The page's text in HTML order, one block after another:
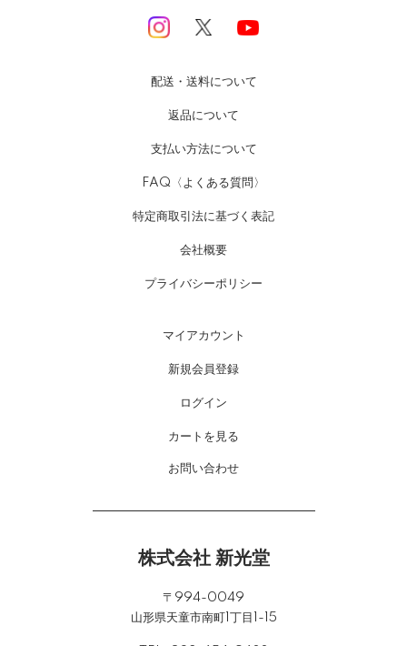
配送・送料について
返品について
支払い方法について
FAQ〈よくある質問〉
特定商取引法に基づく表記
会社概要
プライバシーポリシー
マイアカウント
新規会員登録
ログイン
カートを見る
お問い合わせ
株式会社 新光堂
〒994-0049
山形県天童市南町1丁目1-15